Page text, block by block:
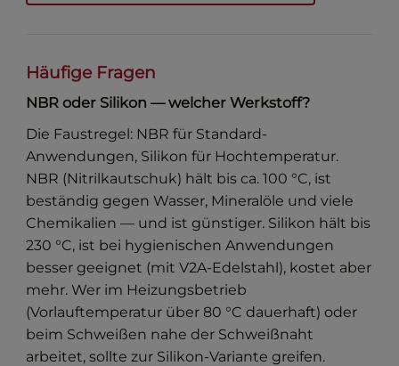
Häufige Fragen
NBR oder Silikon — welcher Werkstoff?
Die Faustregel: NBR für Standard-
Anwendungen, Silikon für Hochtemperatur.
NBR (Nitrilkautschuk) hält bis ca. 100 °C, ist
beständig gegen Wasser, Mineralöle und viele
Chemikalien — und ist günstiger. Silikon hält bis
230 °C, ist bei hygienischen Anwendungen
besser geeignet (mit V2A-Edelstahl), kostet aber
mehr. Wer im Heizungsbetrieb
(Vorlauftemperatur über 80 °C dauerhaft) oder
beim Schweißen nahe der Schweißnaht
arbeitet, sollte zur Silikon-Variante greifen.